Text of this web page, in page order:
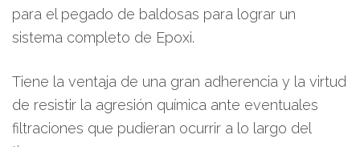
para el pegado de baldosas para lograr un
sistema completo de Epoxi.
Tiene la ventaja de una gran adherencia y la virtud
de resistir la agresión química ante eventuales
filtraciones que pudieran ocurrir a lo largo del